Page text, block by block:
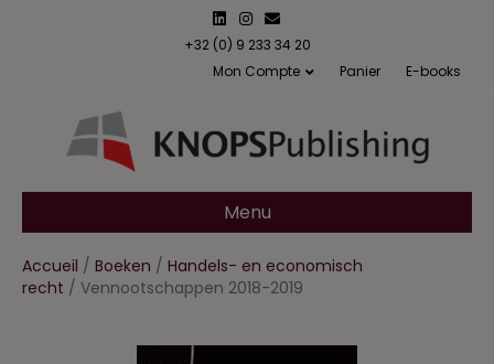
n
n
s
a
m
m
a
l
+32 (0) 9 233 34 20
Mon Compte
Panier E-books
Menu
Accueil / Boeken / Handels- en economisch
recht / Vennootschappen 2018-2019